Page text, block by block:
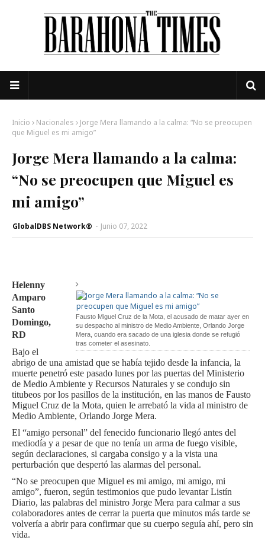
Inicio Nacionales
Jorge Mera llamando a la calma: “No se preocupen
que Miguel es mi amigo”
Jorge Mera llamando a la calma:
“No se preocupen que Miguel es
mi amigo”
GlobalDBS Network® - Junio 07, 2022
Fausto Miguel Cruz de la Mota, el acusado de matar ayer en
su despacho al ministro de Medio Ambiente, Orlando Jorge
Mera, cuando era sacado de una iglesia donde se refugió
tras cometer el asesinato.
Helenny
Amparo
Santo
Domingo,
RD
Bajo el
abrigo de una amistad que se había tejido desde la infancia, la
muerte penetró este pasado lunes por las puertas del Ministerio
de Medio Ambiente y Recursos Naturales y se condujo sin
titubeos por los pasillos de la institución, en las manos de Fausto
Miguel Cruz de la Mota, quien le arrebató la vida al ministro de
Medio Ambiente, Orlando Jorge Mera.
El “amigo personal” del fenecido funcionario llegó antes del
mediodía y a pesar de que no tenía un arma de fuego visible,
según declaraciones, si cargaba consigo y a la vista una
perturbación que despertó las alarmas del personal.
“No se preocupen que Miguel es mi amigo, mi amigo, mi
amigo”, fueron, según testimonios que pudo levantar Listín
Diario, las palabras del ministro Jorge Mera para calmar a sus
colaboradores antes de cerrar la puerta que minutos más tarde se
volvería a abrir para confirmar que su cuerpo seguía ahí, pero sin
vida.